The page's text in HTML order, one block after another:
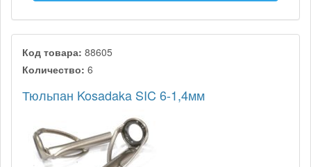
Код товара: 88605
Количество: 6
Тюльпан Kosadaka SIC 6-1,4мм